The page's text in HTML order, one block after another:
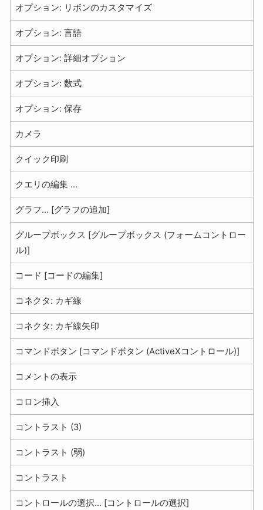
オプション: リボンのカスタマイズ
オプション: 言語
オプション: 詳細オプション
オプション: 数式
オプション: 保存
カメラ
クイック印刷
クエリの編集 ...
グラフ... [グラフの追加]
グループボックス [グループボックス (フォームコントロー
ル)]
コード [コードの編集]
コネクタ: カギ線
コネクタ: カギ線矢印
コマンドボタン [コマンドボタン (ActiveXコントロール)]
コメントの表示
コロン挿入
コントラスト (3)
コントラスト (弱)
コントラスト
コントロールの選択... [コントロールの選択]